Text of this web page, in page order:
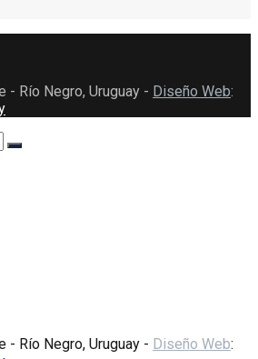
Río Negro, Uruguay - Diseño Web:
Río Negro, Uruguay - Diseño Web: